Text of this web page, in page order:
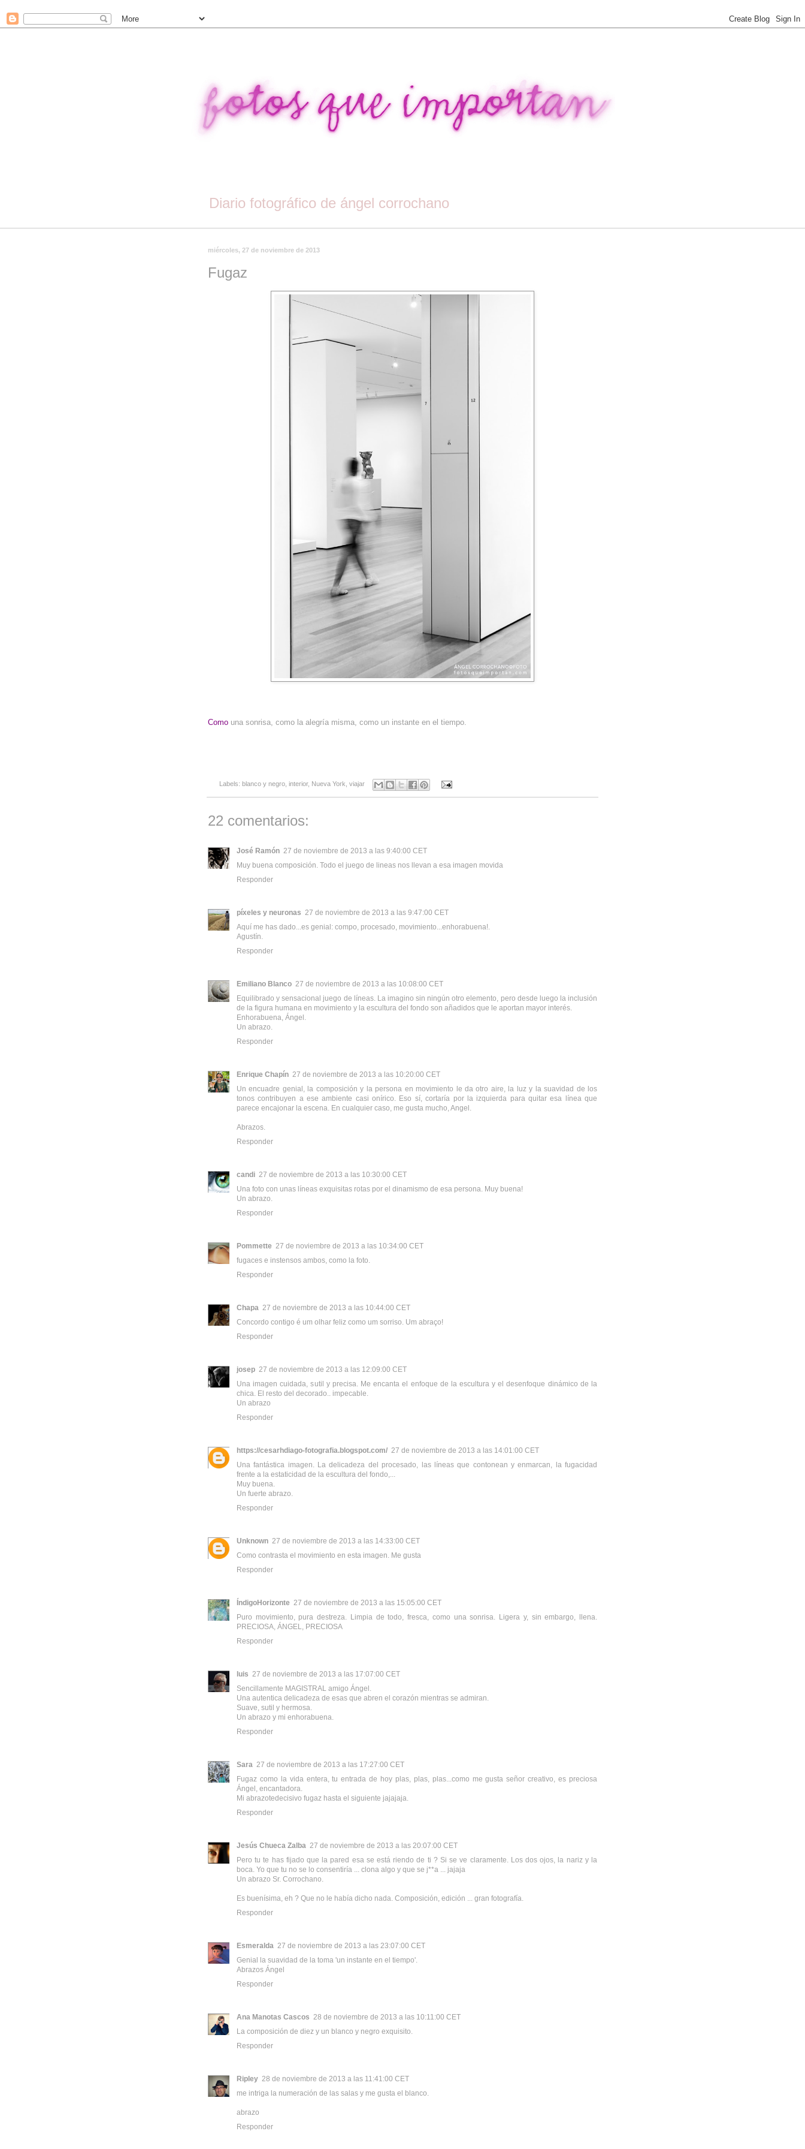
Diario fotográfico de ángel corrochano
miércoles, 27 de noviembre de 2013
Fugaz
Como una sonrisa, como la alegría misma, como un instante en el tiempo.
Labels: blanco y negro, interior, Nueva York viajar
22 comentarios:
José Ramón 27 de noviembre de 2013 a las 9:40:00 CET
Muy buena composición. Todo el juego de lineas nos llevan a esa imagen movida
Responder
píxeles y neuronas 27 de noviembre de 2013 a las 9:47:00 CET
Aquí me has dado...es genial: compo, procesado, movimiento...enhorabuena!.
Agustín.
Responder
Emiliano Blanco 27 de noviembre de 2013 a las 10:08:00 CET
Equilibrado y sensacional juego de líneas. La imagino sin ningún otro elemento, pero desde luego la inclusión
de la figura humana en movimiento y la escultura del fondo son añadidos que le aportan mayor interés.
Enhorabuena, Ángel.
Un abrazo.
Responder
Enrique Chapín 27 de noviembre de 2013 a las 10:20:00 CET
Un encuadre genial, la composición y la persona en movimiento le da otro aire, la luz y la suavidad de los
tonos contribuyen a ese ambiente casi onírico. Eso sí, cortaría por la izquierda para quitar esa línea que
parece encajonar la escena. En cualquier caso, me gusta mucho, Angel.
Abrazos.
Responder
candi 27 de noviembre de 2013 a las 10:30:00 CET
Una foto con unas líneas exquisitas rotas por el dinamismo de esa persona. Muy buena!
Un abrazo.
Responder
Pommette 27 de noviembre de 2013 a las 10:34:00 CET
fugaces e instensos ambos, como la foto.
Responder
Chapa 27 de noviembre de 2013 a las 10:44:00 CET
Concordo contigo é um olhar feliz como um sorriso. Um abraço!
Responder
josep 27 de noviembre de 2013 a las 12:09:00 CET
Una imagen cuidada, sutil y precisa. Me encanta el enfoque de la escultura y el desenfoque dinámico de la
chica. El resto del decorado.. impecable.
Un abrazo
Responder
https://cesarhdiago-fotografia.blogspot.com/ 27 de noviembre de 2013 a las 14:01:00 CET
Una fantástica imagen. La delicadeza del procesado, las líneas que contonean y enmarcan, la fugacidad
frente a la estaticidad de la escultura del fondo,...
Muy buena.
Un fuerte abrazo.
Responder
Unknown 27 de noviembre de 2013 a las 14:33:00 CET
Como contrasta el movimiento en esta imagen. Me gusta
Responder
ÍndigoHorizonte 27 de noviembre de 2013 a las 15:05:00 CET
Puro movimiento, pura destreza. Limpia de todo, fresca, como una sonrisa. Ligera y, sin embargo, llena.
PRECIOSA, ÁNGEL, PRECIOSA
Responder
luis 27 de noviembre de 2013 a las 17:07:00 CET
Sencillamente MAGISTRAL amigo Ángel.
Una autentica delicadeza de esas que abren el corazón mientras se admiran.
Suave, sutil y hermosa.
Un abrazo y mi enhorabuena.
Responder
Sara 27 de noviembre de 2013 a las 17:27:00 CET
Fugaz como la vida entera, tu entrada de hoy plas, plas, plas...como me gusta señor creativo, es preciosa
Ángel, encantadora.
Mi abrazotedecisivo fugaz hasta el siguiente jajajaja.
Responder
Jesús Chueca Zalba 27 de noviembre de 2013 a las 20:07:00 CET
Pero tu te has fijado que la pared esa se está riendo de ti ? Si se ve claramente. Los dos ojos, la nariz y la
boca. Yo que tu no se lo consentiría ... clona algo y que se j**a ... jajaja
Un abrazo Sr. Corrochano.
Es buenísima, eh ? Que no le había dicho nada. Composición, edición ... gran fotografía.
Responder
Esmeralda 27 de noviembre de 2013 a las 23:07:00 CET
Genial la suavidad de la toma 'un instante en el tiempo'.
Abrazos Ángel
Responder
Ana Manotas Cascos 28 de noviembre de 2013 a las 10:11:00 CET
La composición de diez y un blanco y negro exquisito.
Responder
Ripley 28 de noviembre de 2013 a las 11:41:00 CET
me intriga la numeración de las salas y me gusta el blanco.
abrazo
Responder